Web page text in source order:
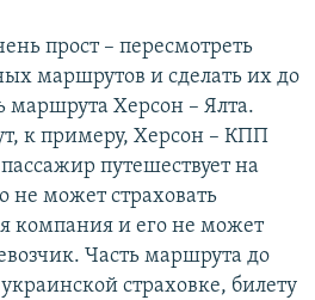
прост – пересмотреть
маршрутов и сделать их до
Херсон – Ялта.
к примеру, Херсон – КПП
путешествует на
не может страховать
компания и его не может
Часть маршрута до
страховке, билету